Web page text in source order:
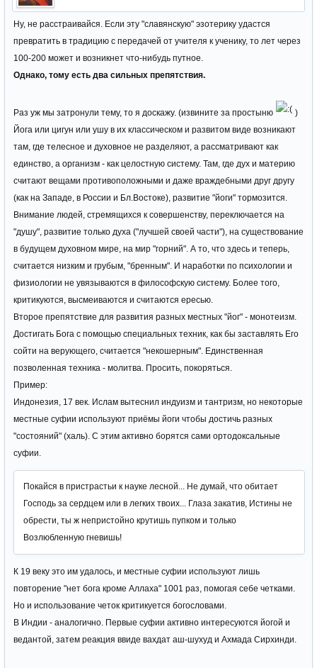
Ну, не расстраивайся. Если эту "славянскую" эзотерику удастся
превратить в традицию с передачей от учителя к ученику, то лет через
100-200 может и возникнет что-нибудь путное.
Однако, тому есть два сильных препятствия.
Раз уж мы затронули тему, то я доскажу. (извините за простыню
)
Йога или цигун или ушу в их классическом и развитом виде возникают
там, где телесное и духовное не разделяют, а рассматривают как
единство, а организм - как целостную систему. Там, где дух и материю
считают вещами противоположными и даже враждебными друг другу
(как на Западе, в России и Бл.Востоке), развитие "йоги" тормозится.
Внимание людей, стремящихся к совершенству, переключается на
"душу", развитие только духа ("лучшей своей части"), на существование
в будущем духовном мире, на мир "горний". А то, что здесь и теперь,
считается низким и грубым, "бренным". И наработки по психологии и
физиологии не увязываются в философскую систему. Более того,
критикуются, высмеиваются и считаются ересью.
Второе препятствие для развития разных местных "йог" - монотеизм.
Достигать Бога с помощью специальных техник, как бы заставлять Его
сойти на верующего, считается "некошерным". Единственная
позволенная техника - молитва. Просить, покоряться.
Пример:
Индонезия, 17 век. Ислам вытеснил индуизм и тантризм, но некоторые
местные суфии используют приёмы йоги чтобы достичь разных
"состояний" (халь). С этим активно борятся сами ортодоксальные
суфии.
Покайся в пристрастьи к науке лесной... Не думай, что обитает
Господь за сердцем или в легких твоих... Глаза закатив, Истины не
обрести, ты ж непристойно крутишь пупком и только
Возлюбленную гневишь!
К 19 веку это им удалось, и местные суфии используют лишь
повторение "нет бога кроме Аллаха" 1001 раз, помогая себе четками.
Но и использование четок критикуется богословами.
В Индии - аналогично. Первые суфии активно интересуются йогой и
ведантой, затем реакция ввиде вахдат аш-шухуд и Ахмада Сирхинди.